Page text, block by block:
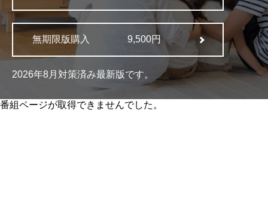
無期限版購入 9,500円
2026年8月対策済み最新版です。
番組ページが取得できませんでした。